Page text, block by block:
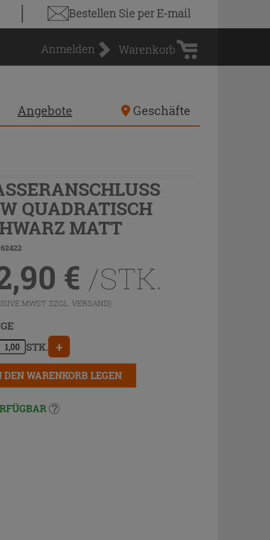
Bestellen Sieper E-mail
Anmelden
Warenkorb
Warenkorb
Angebote Geschäfte
QUADRATISCH
MATT
€ /STK.
MWST. ZZGL. VERSAND)
STK. +
DEN WARENKORB LEGEN